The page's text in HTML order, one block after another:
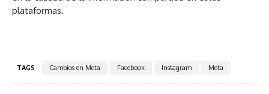
plataformas.
TAGS Cambios en Meta Facebook Instagram Meta